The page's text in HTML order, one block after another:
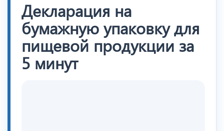
Декларация на
бумажную упаковку для
пищевой продукции за
5 минут